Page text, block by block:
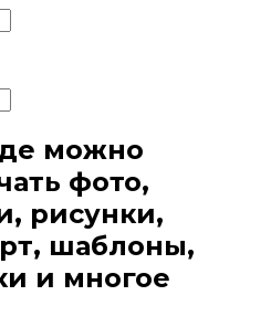
можно
фото,
рисунки,
шаблоны,
и многое